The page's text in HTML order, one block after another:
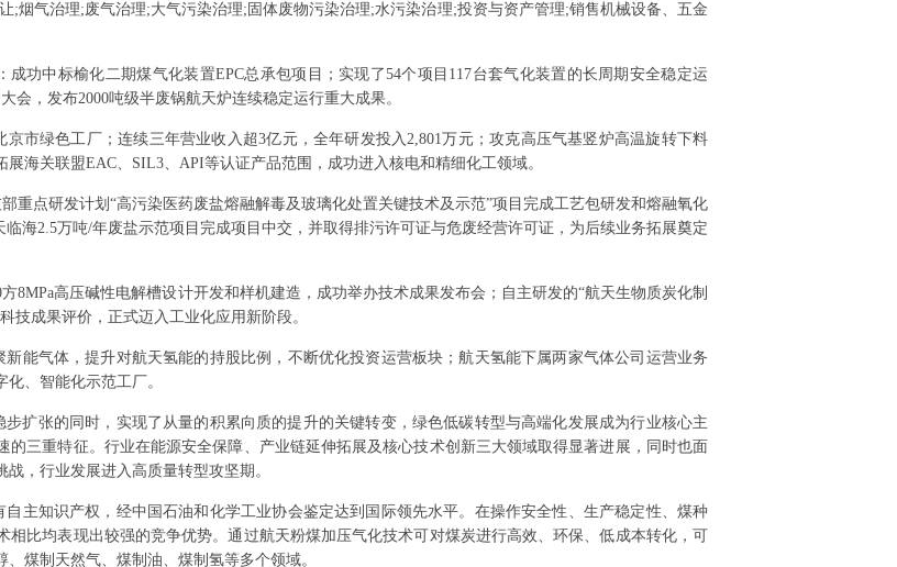
;烟气治理;废气治理;大气污染治理;固体废物污染治理;水污染治理;投资与资产管理;销售机械设备、五金
成功中标榆化二期煤气化装置EPC总承包项目；实现了54个项目117台套气化装置的长周期安全稳定运
会，发布2000吨级半废锅航天炉连续稳定运行重大成果。
市绿色工厂；连续三年营业收入超3亿元，全年研发投入2,801万元；攻克高压气基竖炉高温旋转下料
海关联盟EAC、SIL3、API等认证产品范围，成功进入核电和精细化工领域。
重点研发计划“高污染医药废盐熔融解毒及玻璃化处置关键技术及示范”项目完成工艺包研发和熔融氧化
海2.5万吨/年废盐示范项目完成项目中交，并取得排污许可证与危废经营许可证，为后续业务拓展奠定
8MPa高压碱性电解槽设计开发和样机建造，成功举办技术成果发布会；自主研发的“航天生物质炭化制
技成果评价，正式迈入工业化应用新阶段。
能气体，提升对航天氢能的持股比例，不断优化投资运营板块；航天氢能下属两家气体公司运营业务
、智能化示范工厂。
步扩张的同时，实现了从量的积累向质的提升的关键转变，绿色低碳转型与高端化发展成为行业核心主
三重特征。行业在能源安全保障、产业链延伸拓展及核心技术创新三大领域取得显著进展，同时也面
，行业发展进入高质量转型攻坚期。
主知识产权，经中国石油和化学工业协会鉴定达到国际领先水平。在操作安全性、生产稳定性、煤种
比均表现出较强的竞争优势。通过航天粉煤加压气化技术可对煤炭进行高效、环保、低成本转化，可
煤制天然气、煤制油、煤制氢等多个领域。